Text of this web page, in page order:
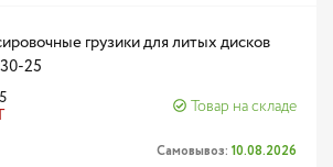
грузики для литых дисков
25
Товар на складе
Самовывоз: 10.08.2026